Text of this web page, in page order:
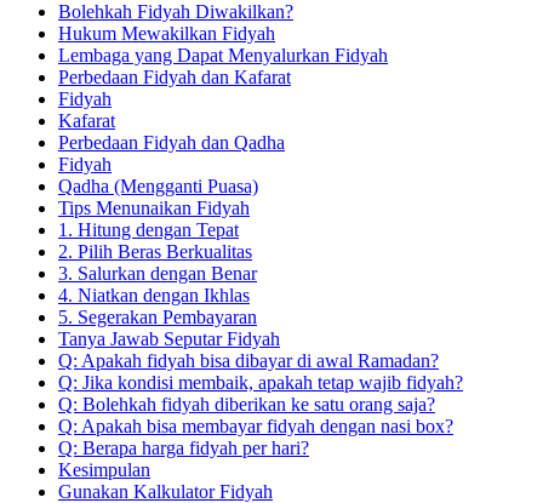
Bolehkah Fidyah Diwakilkan?
Hukum Mewakilkan Fidyah
Lembaga yang Dapat Menyalurkan Fidyah
Perbedaan Fidyah dan Kafarat
Fidyah
Kafarat
Perbedaan Fidyah dan Qadha
Fidyah
Qadha (Mengganti Puasa)
Tips Menunaikan Fidyah
1. Hitung dengan Tepat
2. Pilih Beras Berkualitas
3. Salurkan dengan Benar
4. Niatkan dengan Ikhlas
5. Segerakan Pembayaran
Tanya Jawab Seputar Fidyah
Q: Apakah fidyah bisa dibayar di awal Ramadan?
Q: Jika kondisi membaik, apakah tetap wajib fidyah?
Q: Bolehkah fidyah diberikan ke satu orang saja?
Q: Apakah bisa membayar fidyah dengan nasi box?
Q: Berapa harga fidyah per hari?
Kesimpulan
Gunakan Kalkulator Fidyah